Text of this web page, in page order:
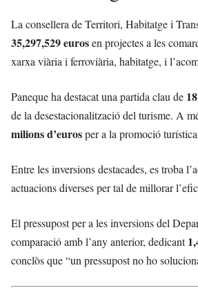
La consellera de Territori, Habitatge i
35,297,529 eurosen projectes a les
xarxa viària i ferroviària, habitatge, i
Paneque ha destacat una partida clau de
de la desestacionalització del turisme. A
milions d’eurosper a la promoció
Entre les inversions destacades, es troba
actuacions diverses per tal de millorar
El pressupost per a les inversions del
comparació amb l’any anterior, dedicant
conclòs que “un pressupost no ho